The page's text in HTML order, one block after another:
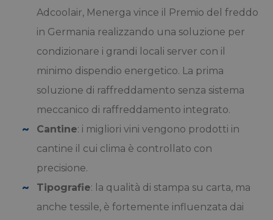
Adcoolair, Menerga vince il Premio del freddo
in Germania realizzando una soluzione per
condizionare i grandi locali server con il
minimo dispendio energetico. La prima
soluzione di raffreddamento senza sistema
meccanico di raffreddamento integrato.
Cantine: i migliori vini vengono prodotti in
cantine il cui clima è controllato con
precisione.
Tipografie: la qualità di stampa su carta, ma
anche tessile, è fortemente influenzata dai